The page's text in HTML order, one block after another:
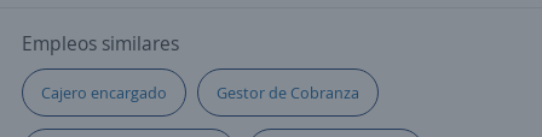
Empleos similares
Cajero encargado Gestor de Cobranza